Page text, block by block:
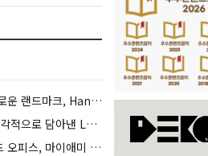
마크, Hangzhou Prism
Bistro Yunnan Restaurant
마이애미 830 Brickell